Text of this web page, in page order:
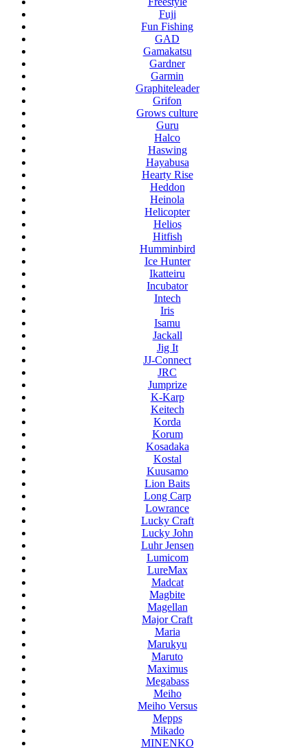
Fuji
Fun Fishing
GAD
Gamakatsu
Gardner
Garmin
Graphiteleader
Grifon
Grows culture
Guru
Halco
Haswing
Hayabusa
Hearty Rise
Heddon
Heinola
Helicopter
Helios
Hitfish
Humminbird
Ice Hunter
Ikatteiru
Incubator
Intech
Iris
Isamu
Jackall
Jig It
JJ-Connect
JRC
Jumprize
K-Karp
Keitech
Korda
Korum
Kosadaka
Kostal
Kuusamo
Lion Baits
Long Carp
Lowrance
Lucky Craft
Lucky John
Luhr Jensen
Lumicom
LureMax
Madcat
Magbite
Magellan
Major Craft
Maria
Marukyu
Maruto
Maximus
Megabass
Meiho
Meiho Versus
Mepps
Mikado
MINENKO